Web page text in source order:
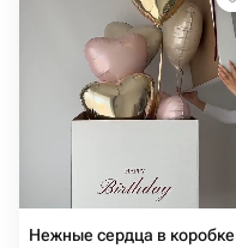
Нежные сердца в коробке